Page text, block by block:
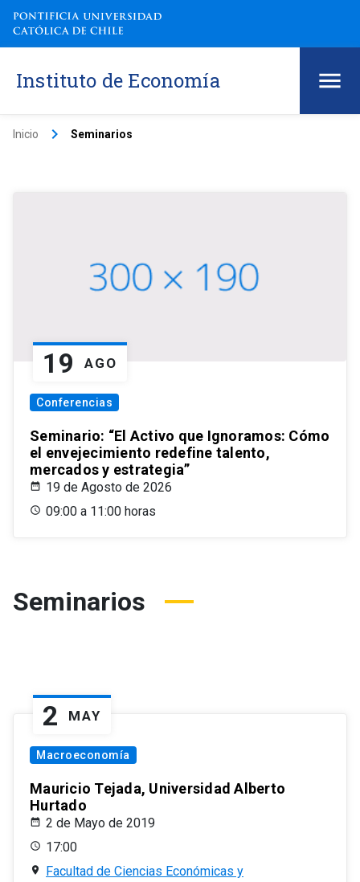
Instituto de Economía
Inicio keyboard_arrow_right Seminarios
19 AGO
Conferencias
Seminario: “El Activo que Ignoramos: Cómo
el envejecimiento redefine talento,
mercados y estrategia”
19 de Agosto de 2026
09:00 a 11:00 horas
Seminarios
2 MAY
Macroeconomía
Mauricio Tejada, Universidad Alberto
Hurtado
2 de Mayo de 2019
17:00
Facultad de Ciencias Económicas y